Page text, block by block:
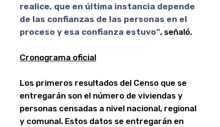
realice, que en última instancia depende
de las confianzas de las personas en el
proceso y esa confianza estuvo”, señaló.
Cronograma oficial
Los primeros resultados del Censo que se
entregarán son el número de viviendas y
personas censadas a nivel nacional, regional
y comunal. Estos datos se entregarán en